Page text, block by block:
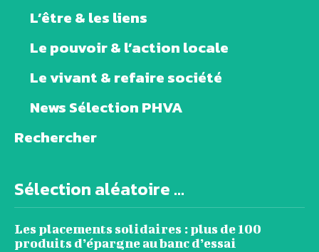
L’être & les liens
Le pouvoir & l’action locale
Le vivant & refaire société
News Sélection PHVA
Rechercher
Sélection aléatoire ...
Les placements solidaires : plus de 100
produits d’épargne au banc d’essai